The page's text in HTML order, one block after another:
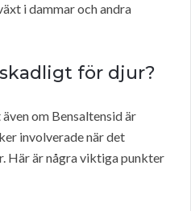
i dammar och andra
för djur?
om Bensaltensid är
involverade när det
Här är några viktiga punkter